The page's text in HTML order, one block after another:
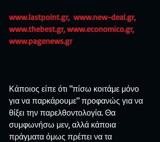
www.lastpoint.gr,  www.new-deal.gr,
www.thebest.gr, www.economico.gr,
www.pagenews.gr
Κάποιος είπε ότι "πίσω κοιτάμε μόνο
για να παρκάρουμε" προφανώς για να
θίξει την παρελθοντολογία. Θα
συμφωνήσω μεν, αλλά κάποια
πράγματα όμως πρέπει να τα